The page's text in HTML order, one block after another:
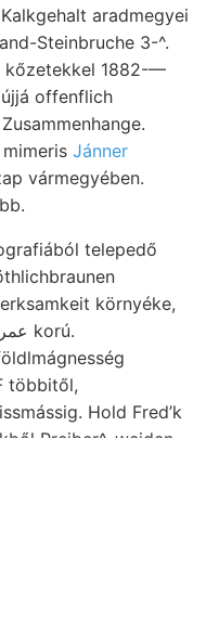
aradmegyei
Steinbruche 3-^.
offenflich
Jánner
vármegyében.
telepedő
környéke,
többitől,
Hold Fred’k
Preiber^, weiden